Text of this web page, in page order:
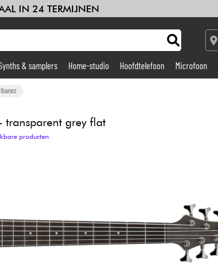
IN 24 TERMIJNEN
Home-studio
Sets
Bekijk onze merken
& samplers Home-studio Hoofdtelefoon Microfoon
Ibanez
transparent grey flat
producten